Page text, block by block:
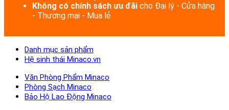
Không có chính sách ưu đãi cho Đại lý - Cửa hàng
- Thương mại - Mua lẻ
Danh mục sản phẩm
Hệ sinh thái Minaco.vn
Văn Phòng Phẩm Minaco
Phòng Sạch Minaco
Bảo Hộ Lao Động Minaco